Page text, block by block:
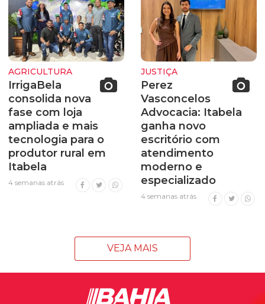
AGRICULTURA
IrrigaBela
consolida nova
fase com loja
ampliada e mais
tecnologia para o
produtor rural em
Itabela
4 semanas atrás
JUSTIÇA
Perez
Vasconcelos
Advocacia: Itabela
ganha novo
escritório com
atendimento
moderno e
especializado
4 semanas atrás
VEJA MAIS